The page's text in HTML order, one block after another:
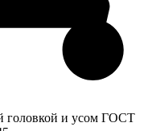
головкой и усом ГОСТ